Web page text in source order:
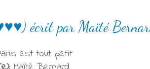
écrit par Maïté
est tout petit